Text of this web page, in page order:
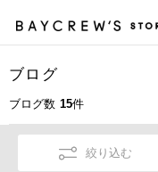
ブログ
ブログ数 15件
絞り込む